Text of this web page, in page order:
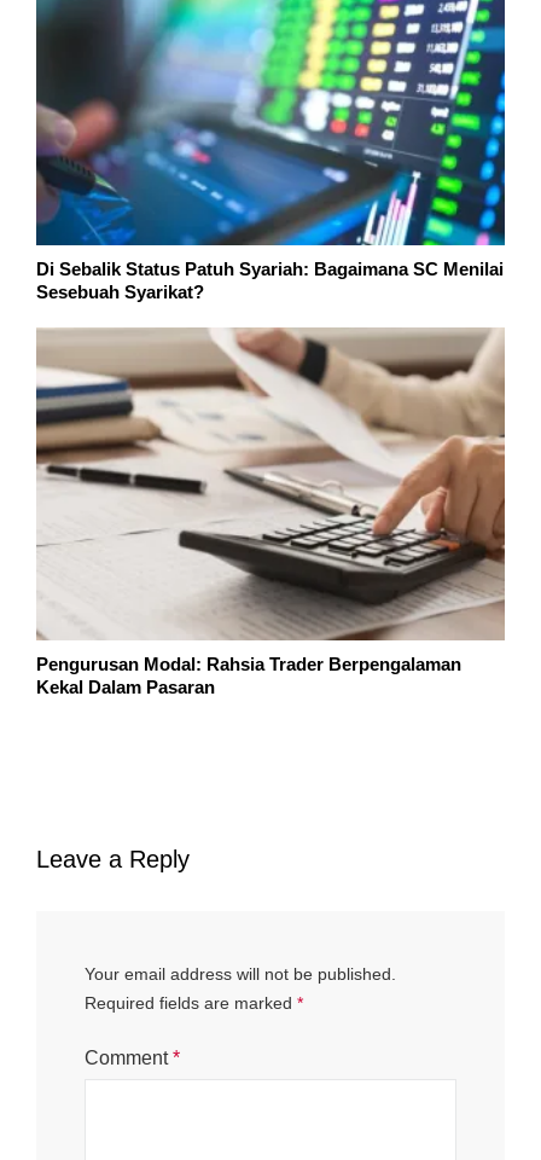
Di Sebalik Status Patuh Syariah: Bagaimana SC Menilai
Sesebuah Syarikat?
Pengurusan Modal: Rahsia Trader Berpengalaman
Kekal Dalam Pasaran
Leave a Reply
Your email address will not be published.
Required fields are marked *
Comment*